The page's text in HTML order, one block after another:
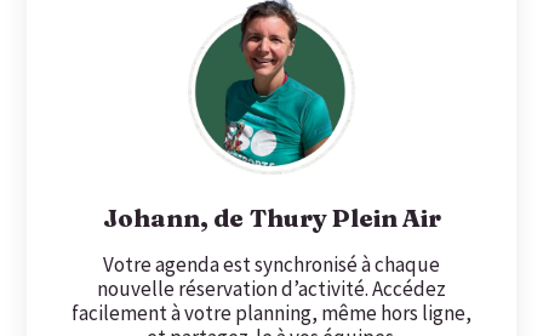
Johann, de Thury Plein Air
Votre agenda est synchronisé à chaque
nouvelle réservation d’activité. Accédez
facilement à votre planning, même hors ligne,